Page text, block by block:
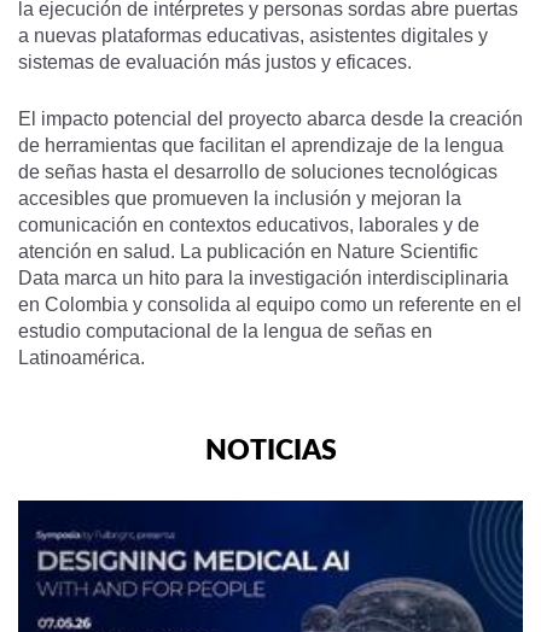
la ejecución de intérpretes y personas sordas abre puertas
a nuevas plataformas educativas, asistentes digitales y
sistemas de evaluación más justos y eficaces.
El impacto potencial del proyecto abarca desde la creación
de herramientas que facilitan el aprendizaje de la lengua
de señas hasta el desarrollo de soluciones tecnológicas
accesibles que promueven la inclusión y mejoran la
comunicación en contextos educativos, laborales y de
atención en salud. La publicación en Nature Scientific
Data marca un hito para la investigación interdisciplinaria
en Colombia y consolida al equipo como un referente en el
estudio computacional de la lengua de señas en
Latinoamérica.
NOTICIAS